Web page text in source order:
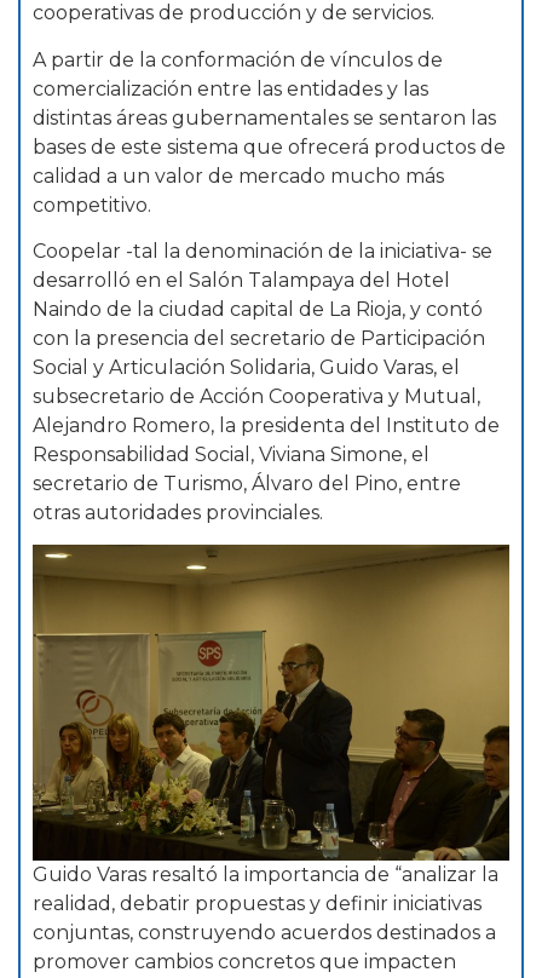
cooperativas de producción y de servicios.
A partir de la conformación de vínculos de
comercialización entre las entidades y las
distintas áreas gubernamentales se sentaron las
bases de este sistema que ofrecerá productos de
calidad a un valor de mercado mucho más
competitivo.
Coopelar -tal la denominación de la iniciativa- se
desarrolló en el Salón Talampaya del Hotel
Naindo de la ciudad capital de La Rioja, y contó
con la presencia del secretario de Participación
Social y Articulación Solidaria, Guido Varas, el
subsecretario de Acción Cooperativa y Mutual,
Alejandro Romero, la presidenta del Instituto de
Responsabilidad Social, Viviana Simone, el
secretario de Turismo, Álvaro del Pino, entre
otras autoridades provinciales.
Guido Varas resaltó la importancia de “analizar la
realidad, debatir propuestas y definir iniciativas
conjuntas, construyendo acuerdos destinados a
promover cambios concretos que impacten